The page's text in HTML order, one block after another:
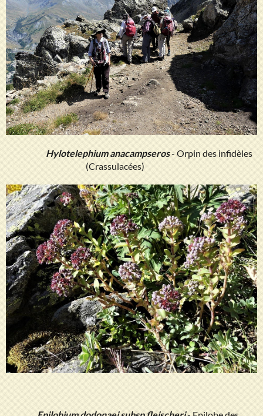
Hylotelephium anacampseros- Orpin des infidèles
(Crassulacées)